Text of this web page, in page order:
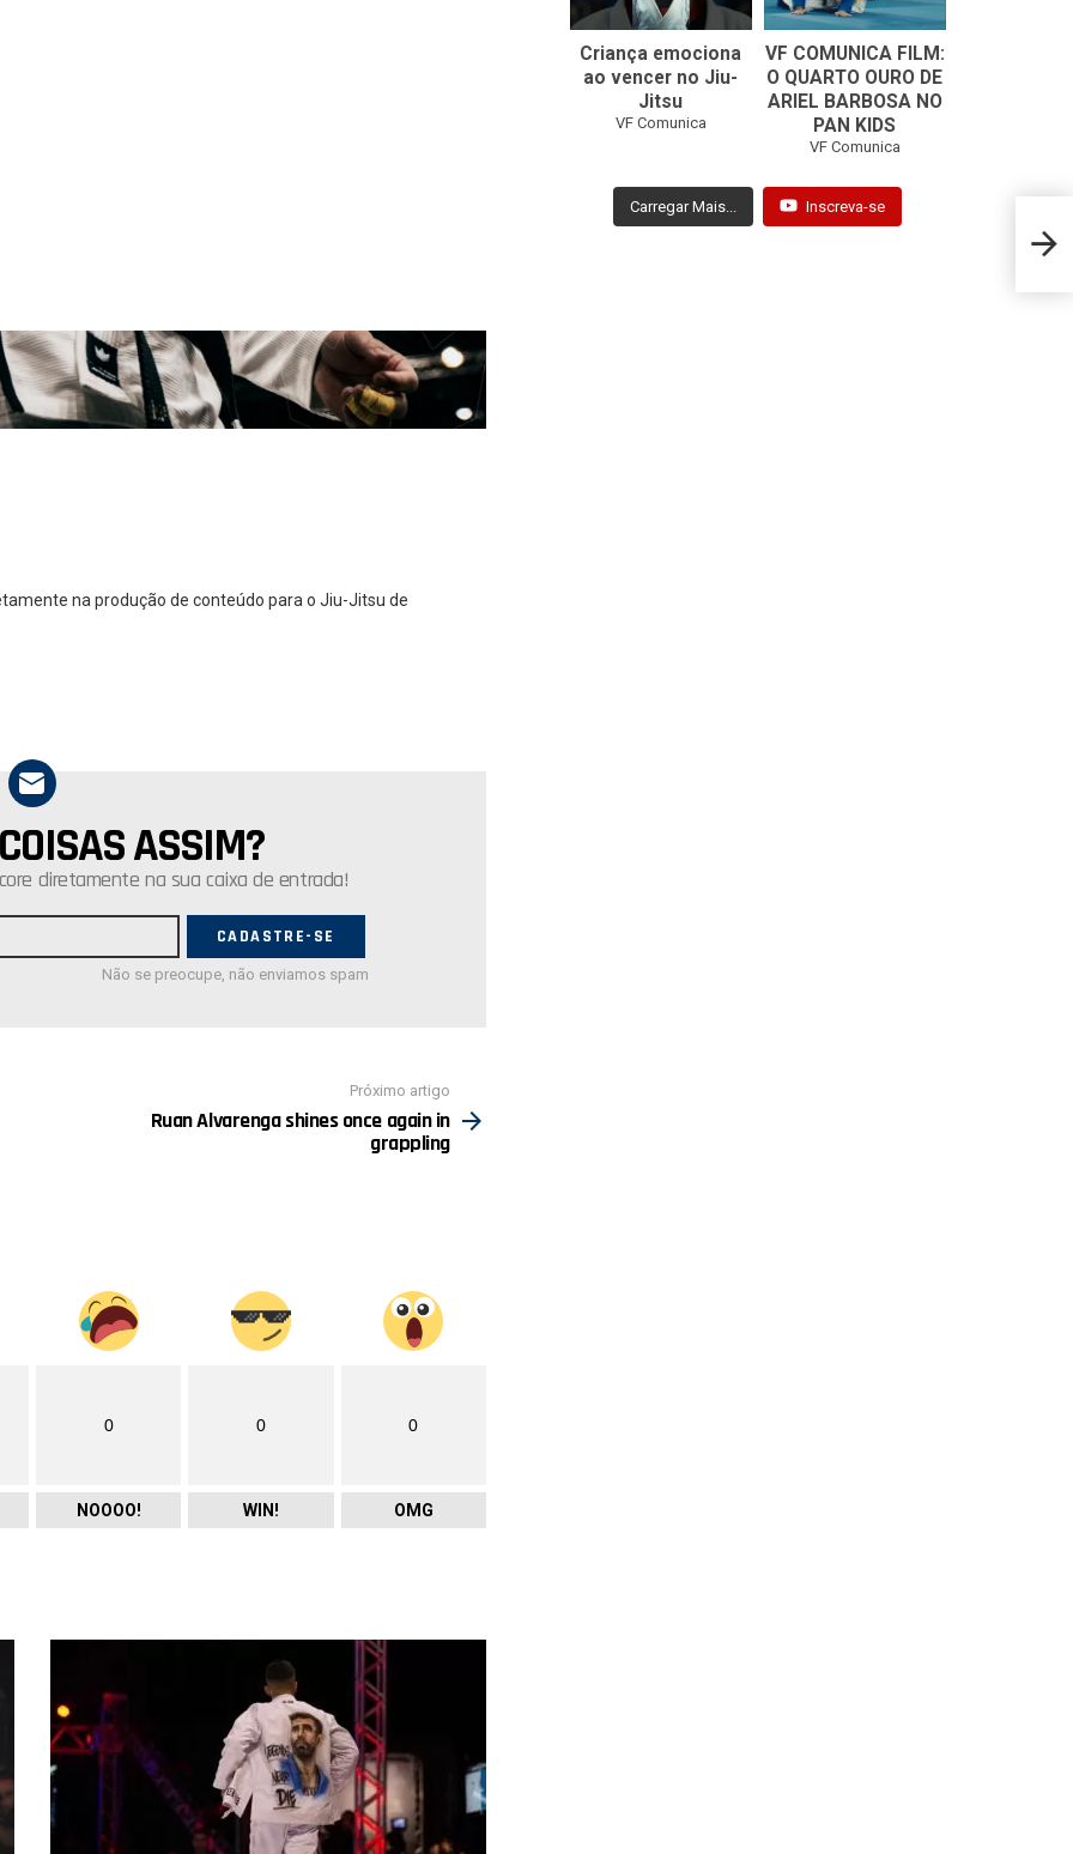
na produção de conteúdo para o Jiu-Jitsu de
ASSIM?
diretamente na sua caixa de entrada!
Não se preocupe, não enviamos spam
Próximo artigo
Ruan Alvarenga shines once again in
grappling
0
NOOOO!
0
WIN!
0
OMG
Criança emociona
ao vencer no Jiu-
Jitsu
VF Comunica
...
0
VF COMUNICA FILM:
O QUARTO OURO DE
ARIEL BARBOSA NO
PAN KIDS
VF Comunica
Carregar Mais... Inscreva-se